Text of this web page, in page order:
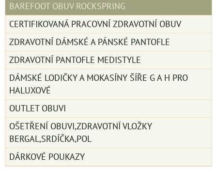
BAREFOOT OBUV ROCKSPRING
CERTIFIKOVANÁ PRACOVNÍ ZDRAVOTNÍ OBUV
ZDRAVOTNÍ DÁMSKÉ A PÁNSKÉ PANTOFLE
ZDRAVOTNÍ PANTOFLE MEDISTYLE
DÁMSKÉ LODIČKY A MOKASÍNY ŠÍŘE G A H PRO
HALUXOVÉ
OUTLET OBUVI
OŠETŘENÍ OBUVI,ZDRAVOTNÍ VLOŽKY
BERGAL,SRDÍČKA,POL
DÁRKOVÉ POUKAZY